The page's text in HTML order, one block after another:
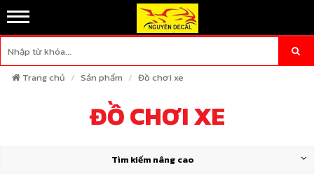
Trang chủ Sản phẩm Đồ chơi xe
ĐỒ CHƠI XE
Tìm kiếm nâng cao